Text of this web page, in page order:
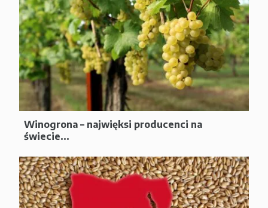
Winogrona – najwięksi producenci na
świecie...